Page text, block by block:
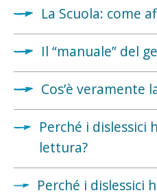
La Scuola: come
Il “manuale” del
Cos’è veramente
Perché i
lettura?
Perché i